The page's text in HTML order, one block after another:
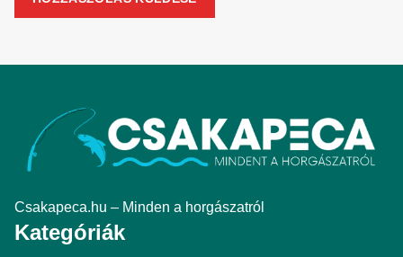
Csakapeca.hu – Minden a horgászatról
Kategóriák